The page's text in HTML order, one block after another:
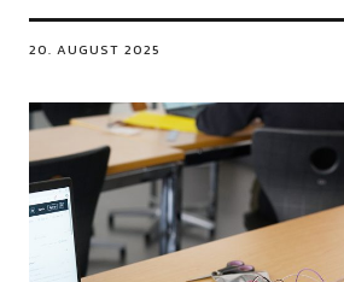
20. AUGUST 2025